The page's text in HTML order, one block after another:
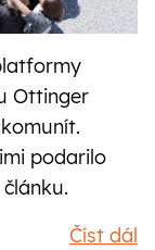
Ottinger
podarilo
Číst dál